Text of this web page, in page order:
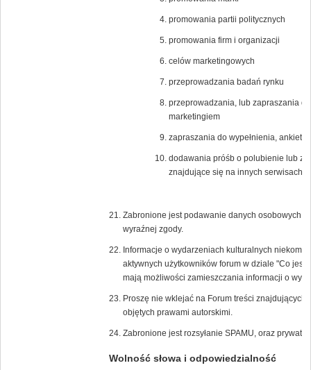
promowania partii politycznych
promowania firm i organizacji
celów marketingowych
przeprowadzania badań rynku
przeprowadzania, lub zapraszania
marketingiem
zapraszania do wypełnienia, ankiet
dodawania próśb o polubienie lub
znajdujące się na innych serwisach
Zabronione jest podawanie danych osobowych
wyraźnej zgody.
Informacje o wydarzeniach kulturalnych
aktywnych użytkowników forum w dziale "Co
mają możliwości zamieszczania informacji o
Proszę nie wklejać na Forum treści
objętych prawami autorskimi.
Zabronione jest rozsyłanie SPAMU, oraz
Wolność słowa i odpowiedzialność